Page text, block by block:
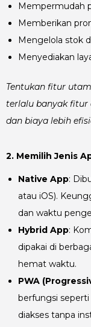
Mempermudah
Memberikan
Mengelola stok
Menyediakan
Tentukan fitur
terlalu banyak fitur
dan biaya lebih
2. Memilih Jenis
Native App:
atau iOS).
dan waktu
Hybrid App:
dipakai di
hemat waktu.
PWA
berfungsi
diakses tanpa